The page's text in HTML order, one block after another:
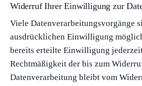
Widerruf Ihrer Einwilligung zur
Viele Datenverarbeitungsvorgänge
ausdrücklichen Einwilligung
bereits erteilte Einwilligung
Rechtmäßigkeit der bis zum
Datenverarbeitung bleibt vom